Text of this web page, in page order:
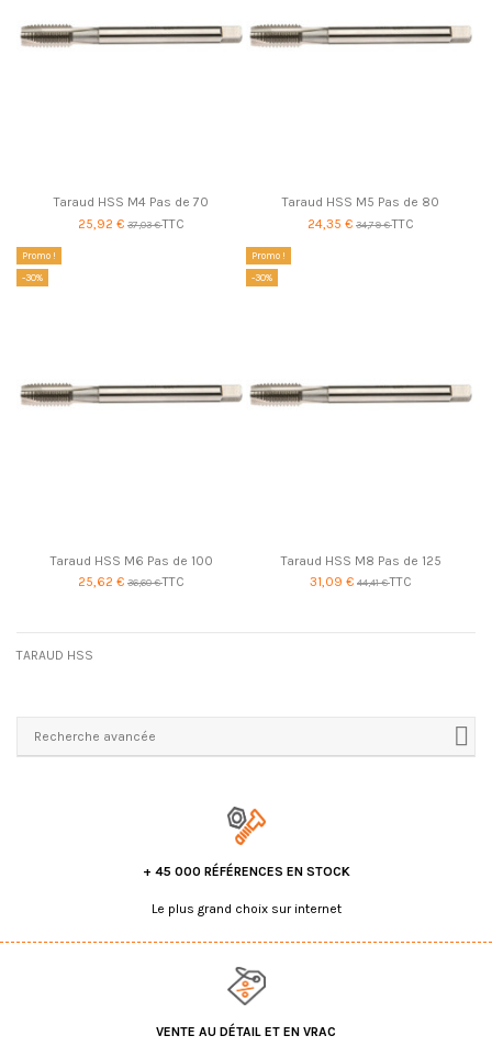
Taraud HSS M4 Pas de 70
25,92 € 37,03 €TTC
Taraud HSS M5 Pas de 80
24,35 € 34,79 €TTC
Promo !
-30%
Taraud HSS M6 Pas de 100
25,62 € 36,60 €TTC
Promo !
-30%
Taraud HSS M8 Pas de 125
31,09 € 44,41 €TTC
TARAUD HSS
Recherche avancée
+ 45 000 RÉFÉRENCES EN STOCK
Le plus grand choix sur internet
VENTE AU DÉTAIL ET EN VRAC